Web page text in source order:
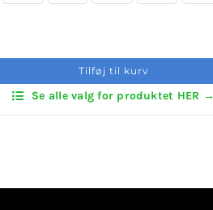
Tilføj til kurv
Se alle valg for produktet HER →